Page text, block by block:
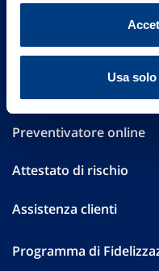
Usa
Performances
Press
Preventivatore online
Attestato di rischio
Assistenza clienti
Programma di